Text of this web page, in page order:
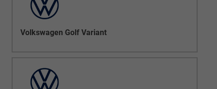
Volkswagen Golf Variant